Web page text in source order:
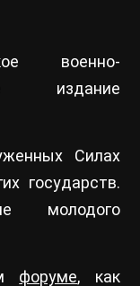
военно-
издание
Силах
государств.
молодого
форуме, как